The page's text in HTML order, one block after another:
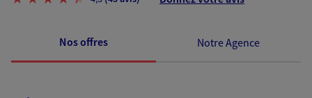
Nos offres Notre Agence